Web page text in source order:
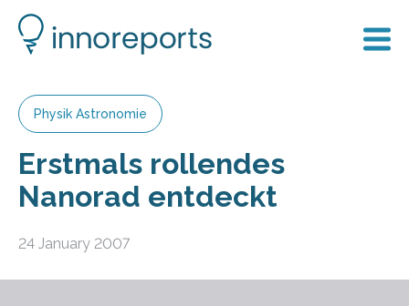
Physik Astronomie
Erstmals rollendes
Nanorad entdeckt
24 January 2007